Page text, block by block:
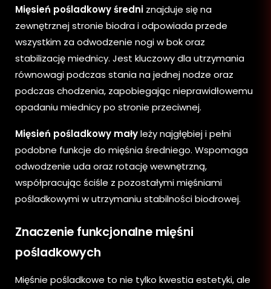
Mięsień pośladkowy średni znajduje się na
zewnętrznej stronie biodra i odpowiada przede
wszystkim za odwodzenie nogi w bok oraz
stabilizację miednicy. Jest kluczowy dla utrzymania
równowagi podczas stania na jednej nodze oraz
podczas chodzenia, zapobiegając nieprawidłowemu
opadaniu miednicy po stronie przeciwnej.
Mięsień pośladkowy małyleży najgłębiej i pełni
podobne funkcje do mięśnia średniego. Wspomaga
odwodzenie uda oraz rotację wewnętrzną,
współpracując ściśle z pozostałymi mięśniami
pośladkowymi w utrzymaniu stabilności biodrowej.
Znaczenie funkcjonalne mięśni
pośladkowych
Mięśnie pośladkowe to nie tylko kwestia estetyki, ale